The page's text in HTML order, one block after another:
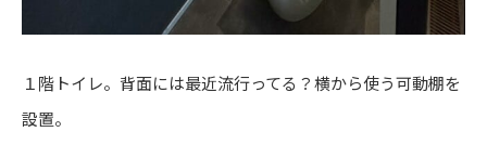
１階トイレ。背面には最近流行ってる？横から使う可動棚を
設置。